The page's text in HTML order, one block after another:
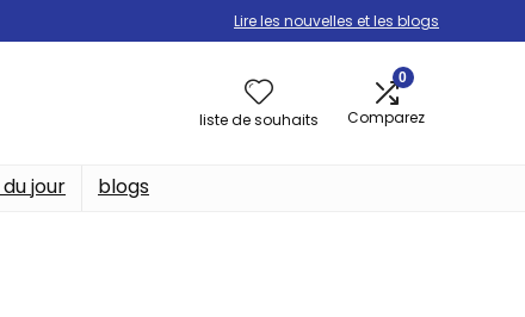
Lire les nouvelles et les blogs
liste de souhaits
0
Comparez
jour blogs